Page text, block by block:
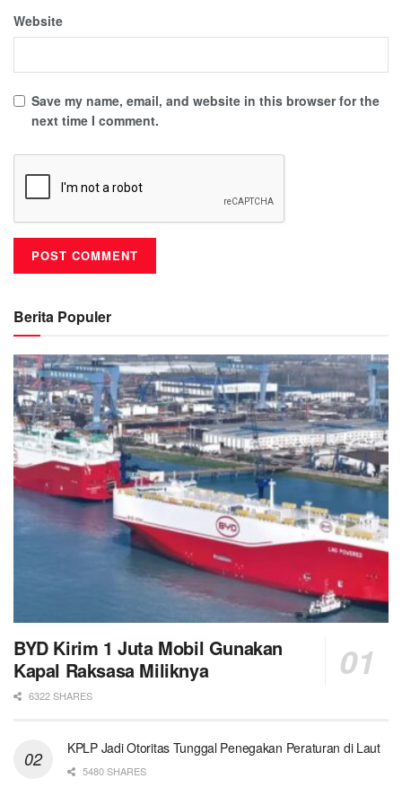
Website
Save my name, email, and website in this browser for the
next time I comment.
Berita Populer
BYD Kirim 1 Juta Mobil Gunakan
Kapal Raksasa Miliknya
6322 SHARES
KPLP Jadi Otoritas Tunggal Penegakan Peraturan di Laut
5480 SHARES